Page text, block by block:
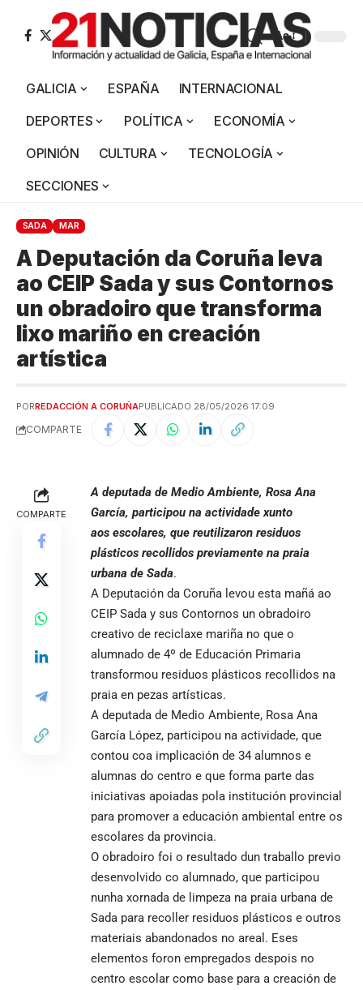
Aa
GALICIA ESPAÑA
INTERNACIONAL
DEPORTES
POLÍTICA
ECONOMÍA
OPINIÓN
CULTURA
TECNOLOGÍA
SECCIONES
SADA MAR
A Deputación da Coruña leva
ao CEIP Sada y sus Contornos
un obradoiro que transforma
lixo mariño en creación
artística
PORREDACCIÓN A CORUÑAPUBLICADO 28/05/2026 17:09
COMPARTE
COMPARTE
A deputada de Medio Ambiente, Rosa Ana
García, participou na actividade xunto
aos escolares, que reutilizaron residuos
plásticos recollidos previamente na praia
urbana de Sada.
A Deputación da Coruña levou esta mañá ao
CEIP Sada y sus Contornos un obradoiro
creativo de reciclaxe mariña no que o
alumnado de 4º de Educación Primaria
transformou residuos plásticos recollidos na
praia en pezas artísticas.
A deputada de Medio Ambiente, Rosa Ana
García López, participou na actividade, que
contou coa implicación de 34 alumnos e
alumnas do centro e que forma parte das
iniciativas apoiadas pola institución provincial
para promover a educación ambiental entre os
escolares da provincia.
O obradoiro foi o resultado dun traballo previo
desenvolvido co alumnado, que participou
nunha xornada de limpeza na praia urbana de
Sada para recoller residuos plásticos e outros
materiais abandonados no areal. Eses
elementos foron empregados despois no
centro escolar como base para a creación de